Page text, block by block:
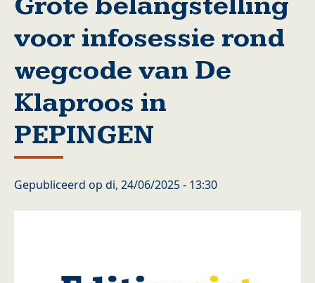
voor infosessie rond
wegcode van De
Klaproos in
PEPINGEN
Gepubliceerd op di, 24/06/2025 - 13:30